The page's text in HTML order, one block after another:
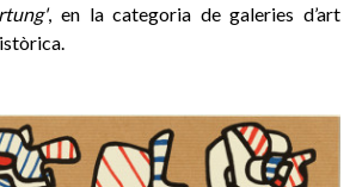
, en la categoria de galeries d’art